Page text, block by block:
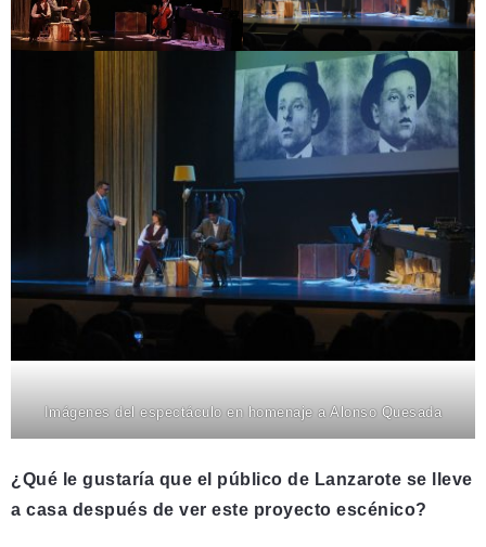
Imágenes del espectáculo en homenaje a Alonso Quesada
¿Qué le gustaría que el público de Lanzarote se lleve
a casa después de ver este proyecto escénico?